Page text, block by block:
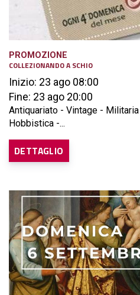
PROMOZIONE
COLLEZIONANDO A SCHIO
Inizio: 23 ago 08:00
Fine: 23 ago 20:00
Antiquariato - Vintage -
Hobbistica -...
DETTAGLIO